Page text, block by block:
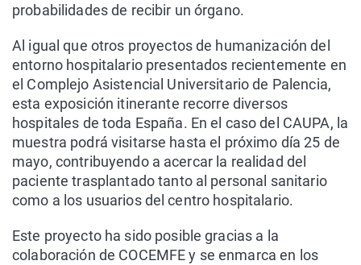
probabilidades de recibir un órgano.
Al igual que otros proyectos de humanización del
entorno hospitalario presentados recientemente en
el Complejo Asistencial Universitario de Palencia,
esta exposición itinerante recorre diversos
hospitales de toda España. En el caso del CAUPA, la
muestra podrá visitarse hasta el próximo día 25 de
mayo, contribuyendo a acercar la realidad del
paciente trasplantado tanto al personal sanitario
como a los usuarios del centro hospitalario.
Este proyecto ha sido posible gracias a la
colaboración de COCEMFE y se enmarca en los